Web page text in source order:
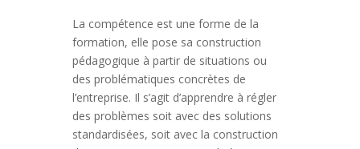
La compétence est une forme de la
formation, elle pose sa construction
pédagogique à partir de situations ou
des problématiques concrètes de
l’entreprise. Il s’agit d’apprendre à régler
des problèmes soit avec des solutions
standardisées, soit avec la construction